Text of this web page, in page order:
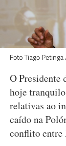
Foto Tiago Petinga
O Presidente
hoje
relativas ao
caído na
conflito entre